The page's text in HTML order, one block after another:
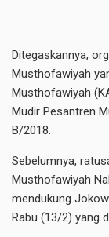
Ditegaskannya,
Musthofawiyah
Musthofawiyah
Mudir Pesantren
B/2018.
Sebelumnya,
Musthofawiyah
mendukung
Rabu (13/2) yang